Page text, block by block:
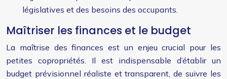
législatives et des besoins des occupants.
Maîtriser les finances et le budget
La maîtrise des finances est un enjeu crucial pour les
petites copropriétés. Il est indispensable d’établir un
budget prévisionnel réaliste et transparent, de suivre les